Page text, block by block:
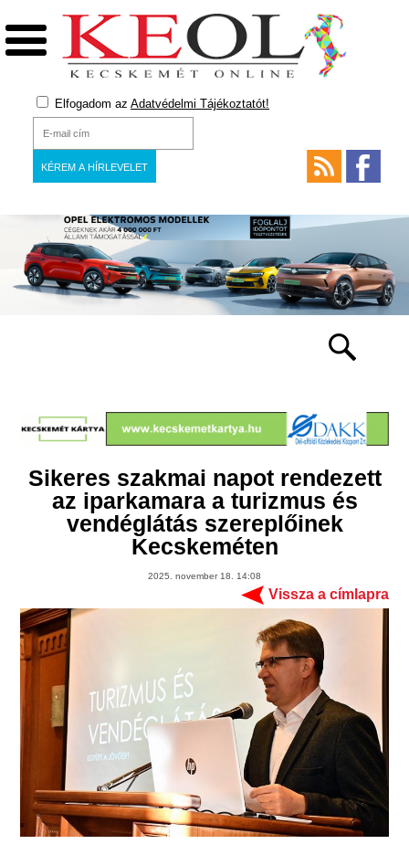
Elfogadom az Adatvédelmi Tájékoztatót!
Sikeres szakmai napot rendezett
az iparkamara a turizmus és
vendéglátás szereplőinek
Kecskeméten
2025. november 18. 14:08
Vissza a címlapra